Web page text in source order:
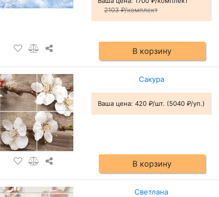
2103 ₽/комплект
В корзину
Сакура
Ваша цена: 420 ₽/шт. (5040 ₽/уп.)
В корзину
Светлана